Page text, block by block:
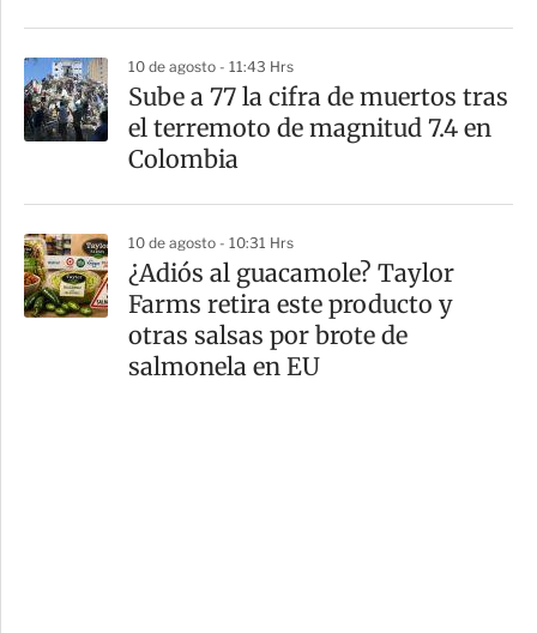
10 de agosto - 11:43 Hrs
Sube a 77 la cifra de muertos tras
el terremoto de magnitud 7.4 en
Colombia
10 de agosto - 10:31 Hrs
¿Adiós al guacamole? Taylor
Farms retira este producto y
otras salsas por brote de
salmonela en EU